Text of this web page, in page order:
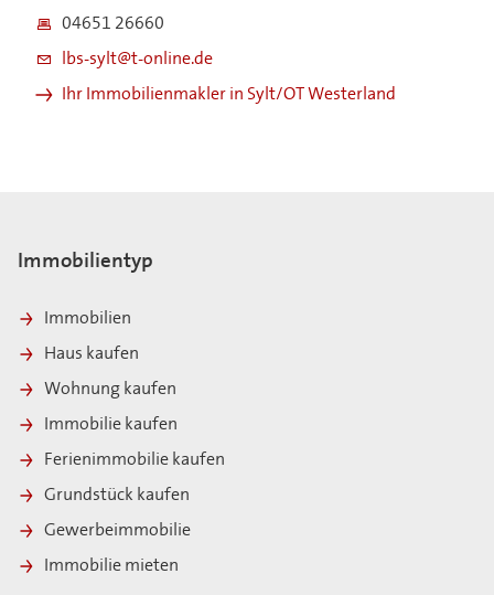
04651 26660
lbs-sylt@t-online.de
Ihr Immobilienmakler in Sylt/OT Westerland
Immobilientyp
Immobilien
Haus kaufen
Wohnung kaufen
Immobilie kaufen
Ferienimmobilie kaufen
Grundstück kaufen
Gewerbeimmobilie
Immobilie mieten